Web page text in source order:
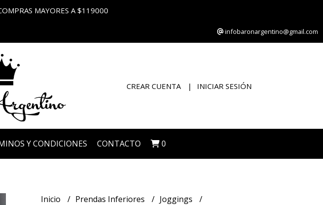
MAYORES A $119000
infobaronargentino@gmail.com
CREAR CUENTA INICIAR SESIÓN
Y CONDICIONES CONTACTO 0
Inicio Prendas Inferiores
Joggings